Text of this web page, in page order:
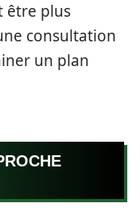
être plus
consultation
un plan